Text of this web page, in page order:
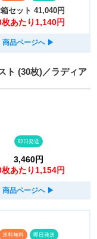
セット 41,040円
枚あたり1,140円
商品ページへ ▶︎
ト (30枚)／ラディア
即日発送
3,460円
枚あたり1,154円
商品ページへ ▶︎
送料無料 即日発送